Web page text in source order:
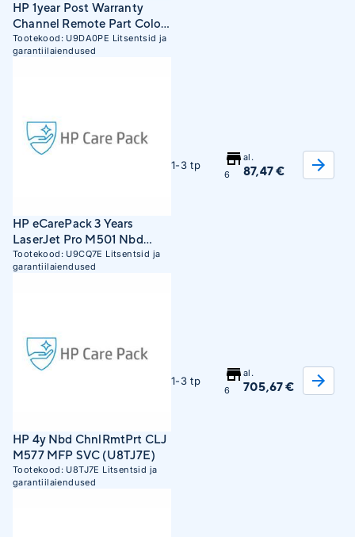
HP 1year Post Warranty
Channel Remote Part Color
PageWide Enterprise
585MFP Service
Tootekood: U9DA0PE Litsentsid ja
garantiilaiendused
HP eCarePack 3 Years
LaserJet Pro M501 Nbd
Remote and Parts Exchange
(U9CQ7E)
Tootekood: U9CQ7E Litsentsid ja
garantiilaiendused
1-3 tp
6
al.
87,47 €
HP 4y Nbd ChnlRmtPrt CLJ
M577 MFP SVC (U8TJ7E)
Tootekood: U8TJ7E Litsentsid ja
garantiilaiendused
1-3 tp
6
al.
705,67 €